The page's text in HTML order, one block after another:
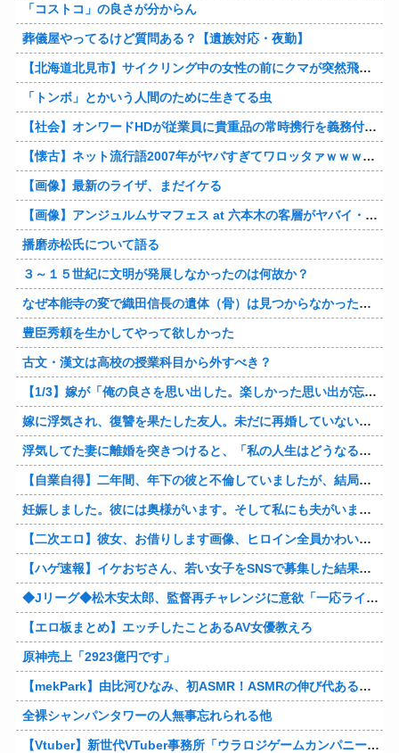
「コストコ」の良さが分からん
葬儀屋やってるけど質問ある？【遺族対応・夜勤】
【北海道北見市】サイクリング中の女性の前にクマが突然飛び出す！ビックリしたのか慌てて森に戻る
「トンボ」とかいう人間のために生きてる虫
【社会】オンワードHDが従業員に貴重品の常時携行を義務付け 熊本地震被災を受けて
【懐古】ネット流行語2007年がヤバすぎてワロッタァｗｗｗｗｗｗｗｗ
【画像】最新のライザ、まだイケる
【画像】アンジュルムサマフェス at 六本木の客層がヤバイ・・・
播磨赤松氏について語る
３～１５世紀に文明が発展しなかったのは何故か？
なぜ本能寺の変で織田信長の遺体（骨）は見つからなかったのか
豊臣秀頼を生かしてやって欲しかった
古文・漢文は高校の授業科目から外すべき？
【1/3】嫁が「俺の良さを思い出した。楽しかった思い出が忘れられないから間男の申し出を断った。お互い歩み寄ってやり直そう。」と手を握ってくる。どうやら間男に捨てられたようだｗ
嫁に浮気され、復讐を果たした友人。未だに再婚していない。「裏切られるくらいなら、最初からしないほうがマシだ」それ聞いて、なんか泣けちまった…
浮気してた妻に離婚を突きつけると、「私の人生はどうなるのよぉ！」とｗ これが妻の最後のセリフだったとさｗｗ
【自業自得】二年間、年下の彼と不倫していましたが、結局は騙されていて彼はお金だけが目的でした。結局主人にもバレて家を追い出されました。彼に復讐したいです。
妊娠しました。彼には奥様がいます。そして私にも夫がいます。彼と一緒になりたかった… 今は何も無かった顔をして生きています。せっかく授かった初めての子供を杀殳しておきながら
【二次エロ】彼女、お借りします画像、ヒロイン全員かわいすぎる件ｗ
【ハゲ速報】イケおぢさん、若い女子をSNSで募集した結果（画像あり）
◆Jリーグ◆松木安太郎、監督再チャレンジに意欲「一応ライセンスも持っているので」 ヴェルディ川崎の監督時代には2連覇を達成
【エロ板まとめ】エッチしたことあるAV女優教えろ
原神売上「2923億円です」
【mekPark】由比河ひなみ、初ASMR！ASMRの伸び代あるよ他
全裸シャンパンタワーの人無事忘れられる他
【Vtuber】新世代VTuber事務所「ウラロジゲームカンパニー」より、ゲームの世界から“逆異世界転生”した5名が8月19日にデビュー！他